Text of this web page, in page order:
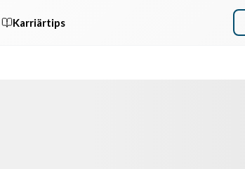
Karriärtips